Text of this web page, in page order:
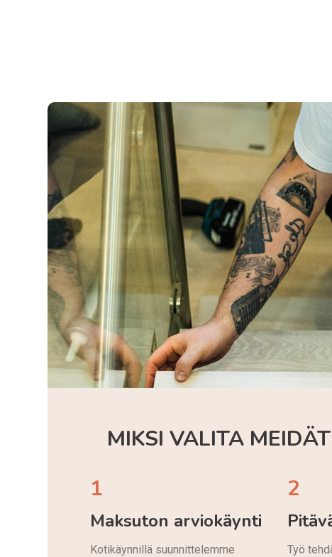
MIKSI VALITA
1
Maksuton arviokäynti
Kotikäynnillä suunnittelemme
2
Työ